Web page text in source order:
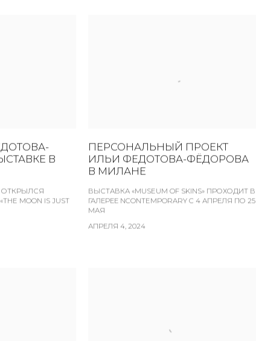
В
ОТКРЫЛСЯ
MOON IS JUST
ПЕРСОНАЛЬНЫЙ ПРОЕКТ
ИЛЬИ ФЕДОТОВА-ФЁДОРОВА
В МИЛАНЕ
ВЫСТАВКА «MUSEUM OF SKINS» ПРОХОДИТ В
ГАЛЕРЕЕ NCONTEMPORARY C 4 АПРЕЛЯ ПО 25
МАЯ
АПРЕЛЯ 4, 2024